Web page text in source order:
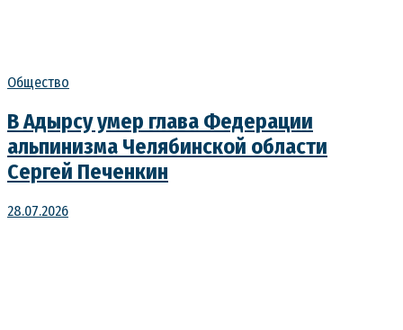
Общество
В Адырсу умер глава Федерации
альпинизма Челябинской области
Сергей Печенкин
28.07.2026